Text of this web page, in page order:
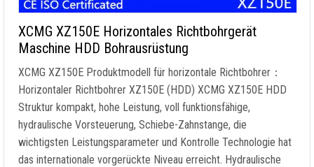
XCMG XZ150E Horizontales Richtbohrgerät
Maschine HDD Bohrausrüstung
XCMG XZ150E Produktmodell für horizontale Richtbohrer：
Horizontaler Richtbohrer XZ150E (HDD) XCMG XZ150E HDD
Struktur kompakt, hohe Leistung, voll funktionsfähige,
hydraulische Vorsteuerung, Schiebe-Zahnstange, die
wichtigsten Leistungsparameter und Kontrolle Technologie hat
das internationale vorgerückte Niveau erreicht. Hydraulische